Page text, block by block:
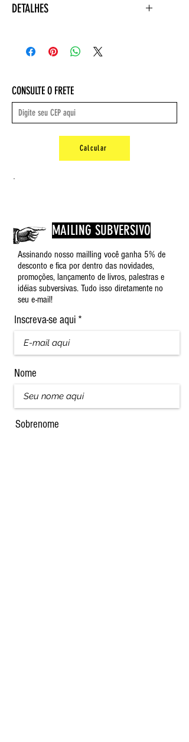
DETALHES
edição (5 maio 2016)
ISBN-10 ‏ : ‎ 8579031303
ISBN-13 ‏ : ‎ 978-8579031304
Dimensões ‏ : ‎ 31.6 x 24 x 4.8 cm
CONSULTE O FRETE
Calcular
.
MAILING SUBVERSIVO
Assinando nosso mailling você ganha 5% de
desconto e fica por dentro das novidades,
promoções, lançamento de livros, palestras e
idéias subversivas. Tudo isso diretamente no
seu e-mail!
Inscreva-se aqui
Nome
Sobrenome